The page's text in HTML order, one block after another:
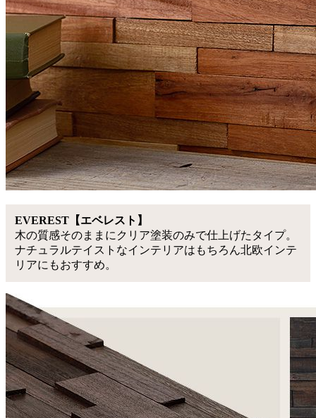
EVEREST【エベレスト】
木の質感そのままにクリア塗装のみで仕上げたタイプ。
ナチュラルテイストなインテリアはもちろん北欧インテ
リアにもおすすめ。